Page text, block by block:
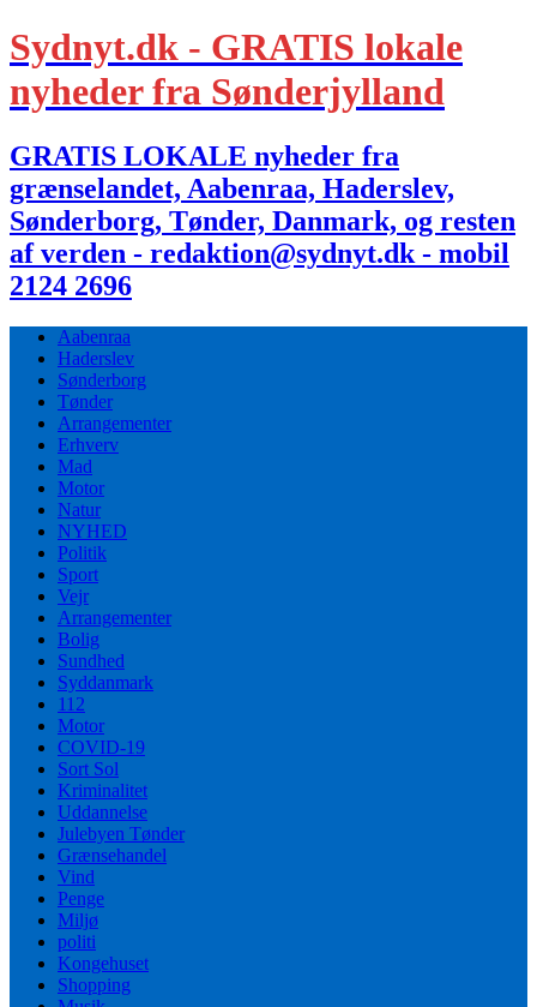
Sydnyt.dk - GRATIS lokale
nyheder fra Sønderjylland
GRATIS LOKALE nyheder fra
grænselandet, Aabenraa, Haderslev,
Sønderborg, Tønder, Danmark, og resten
af verden - redaktion@sydnyt.dk - mobil
2124 2696
Aabenraa
Haderslev
Sønderborg
Tønder
Arrangementer
Erhverv
Mad
Motor
Natur
NYHED
Politik
Sport
Vejr
Arrangementer
Bolig
Sundhed
Syddanmark
112
Motor
COVID-19
Sort Sol
Kriminalitet
Uddannelse
Julebyen Tønder
Grænsehandel
Vind
Penge
Miljø
politi
Kongehuset
Shopping